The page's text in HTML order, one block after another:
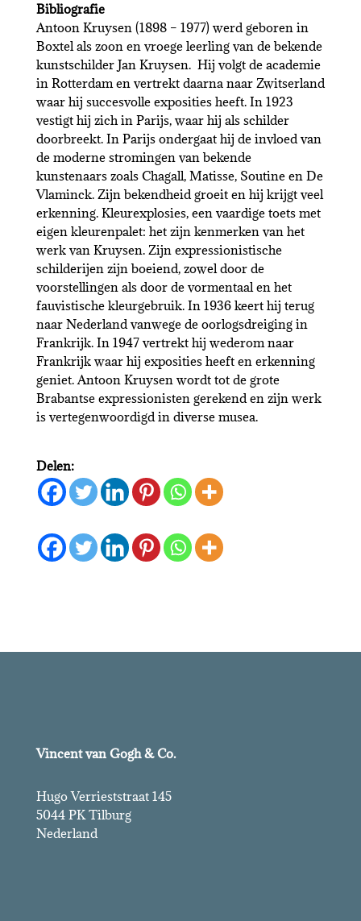
Bibliografie
Antoon Kruysen (1898 – 1977) werd geboren in
Boxtel als zoon en vroege leerling van de bekende
kunstschilder Jan Kruysen. Hij volgt de academie
in Rotterdam en vertrekt daarna naar Zwitserland
waar hij succesvolle exposities heeft. In 1923
vestigt hij zich in Parijs, waar hij als schilder
doorbreekt. In Parijs ondergaat hij de invloed van
de moderne stromingen van bekende
kunstenaars zoals Chagall, Matisse, Soutine en De
Vlaminck. Zijn bekendheid groeit en hij krijgt veel
erkenning. Kleurexplosies, een vaardige toets met
eigen kleurenpalet: het zijn kenmerken van het
werk van Kruysen. Zijn expressionistische
schilderijen zijn boeiend, zowel door de
voorstellingen als door de vormentaal en het
fauvistische kleurgebruik. In 1936 keert hij terug
naar Nederland vanwege de oorlogsdreiging in
Frankrijk. In 1947 vertrekt hij wederom naar
Frankrijk waar hij exposities heeft en erkenning
geniet. Antoon Kruysen wordt tot de grote
Brabantse expressionisten gerekend en zijn werk
is vertegenwoordigd in diverse musea.
Delen:
Vincent van Gogh & Co.
Hugo Verrieststraat 145
5044 PK Tilburg
Nederland